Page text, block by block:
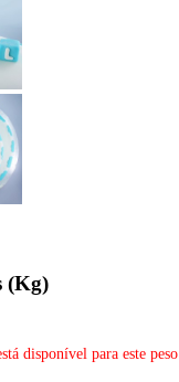
(Kg)
disponível para este peso